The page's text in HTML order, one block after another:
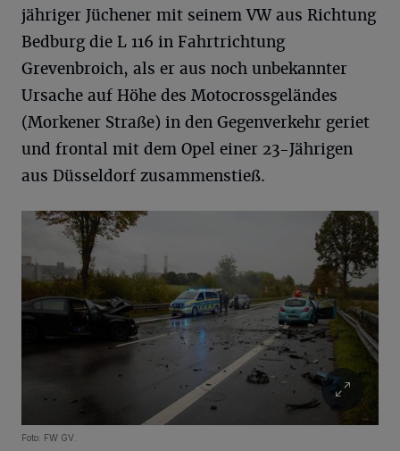
jähriger Jüchener mit seinem VW aus Richtung
Bedburg die L 116 in Fahrtrichtung
Grevenbroich, als er aus noch unbekannter
Ursache auf Höhe des Motocrossgeländes
(Morkener Straße) in den Gegenverkehr geriet
und frontal mit dem Opel einer 23-Jährigen
aus Düsseldorf zusammenstieß.
Foto: FW GV.